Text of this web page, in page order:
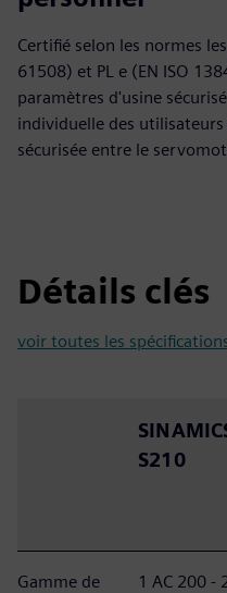
Certifié selon les normes
61508) et PL e (EN ISO
paramètres d'usine
individuelle des
sécurisée entre le
Détails clés
voir toutes les
S210
Gamme de
1 AC 200 -